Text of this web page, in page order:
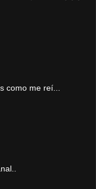
como me reí...